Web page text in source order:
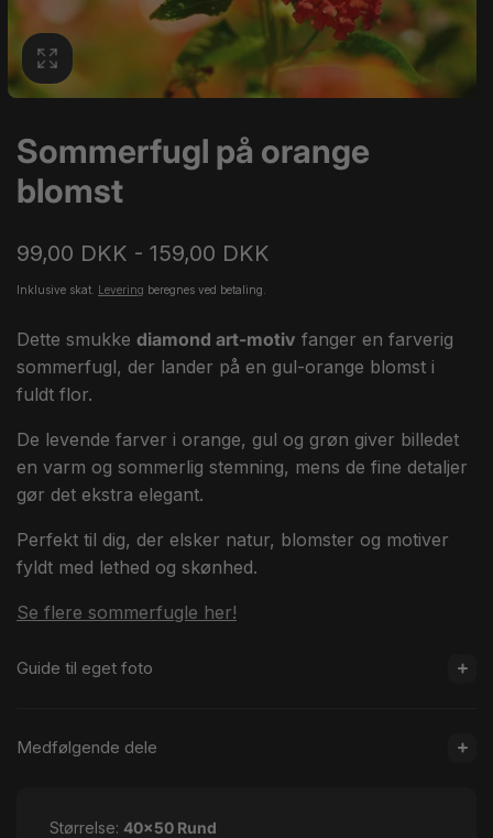
Sommerfugl på orange
blomst
99,00 DKK - 159,00 DKK
Inklusive skat. Levering beregnes ved betaling.
Dette smukke diamond art-motiv fanger en farverig
sommerfugl, der lander på en gul-orange blomst i
fuldt flor.
De levende farver i orange, gul og grøn giver billedet
en varm og sommerlig stemning, mens de fine detaljer
gør det ekstra elegant.
Perfekt til dig, der elsker natur, blomster og motiver
fyldt med lethed og skønhed.
Se flere sommerfugle her!
Guide til eget foto
Medfølgende dele
Størrelse: 40x50 Rund